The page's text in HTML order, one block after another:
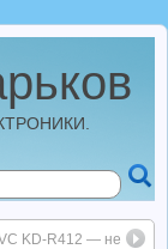
KD-R412 — не